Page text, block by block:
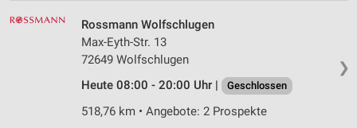
❯
Rossmann Wolfschlugen
Max-Eyth-Str. 13
72649 Wolfschlugen
Heute 08:00 - 20:00 Uhr |
Geschlossen
518,76 km • Angebote: 2 Prospekte